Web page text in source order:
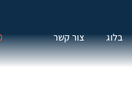
בלוג צור קשר